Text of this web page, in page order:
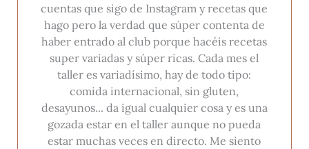
cuentas que sigo de Instagram y recetas que
hago pero la verdad que súper contenta de
haber entrado al club porque hacéis recetas
super variadas y súper ricas. Cada mes el
taller es variadísimo, hay de todo tipo:
comida internacional, sin gluten,
desayunos... da igual cualquier cosa y es una
gozada estar en el taller aunque no pueda
estar muchas veces en directo. Me siento